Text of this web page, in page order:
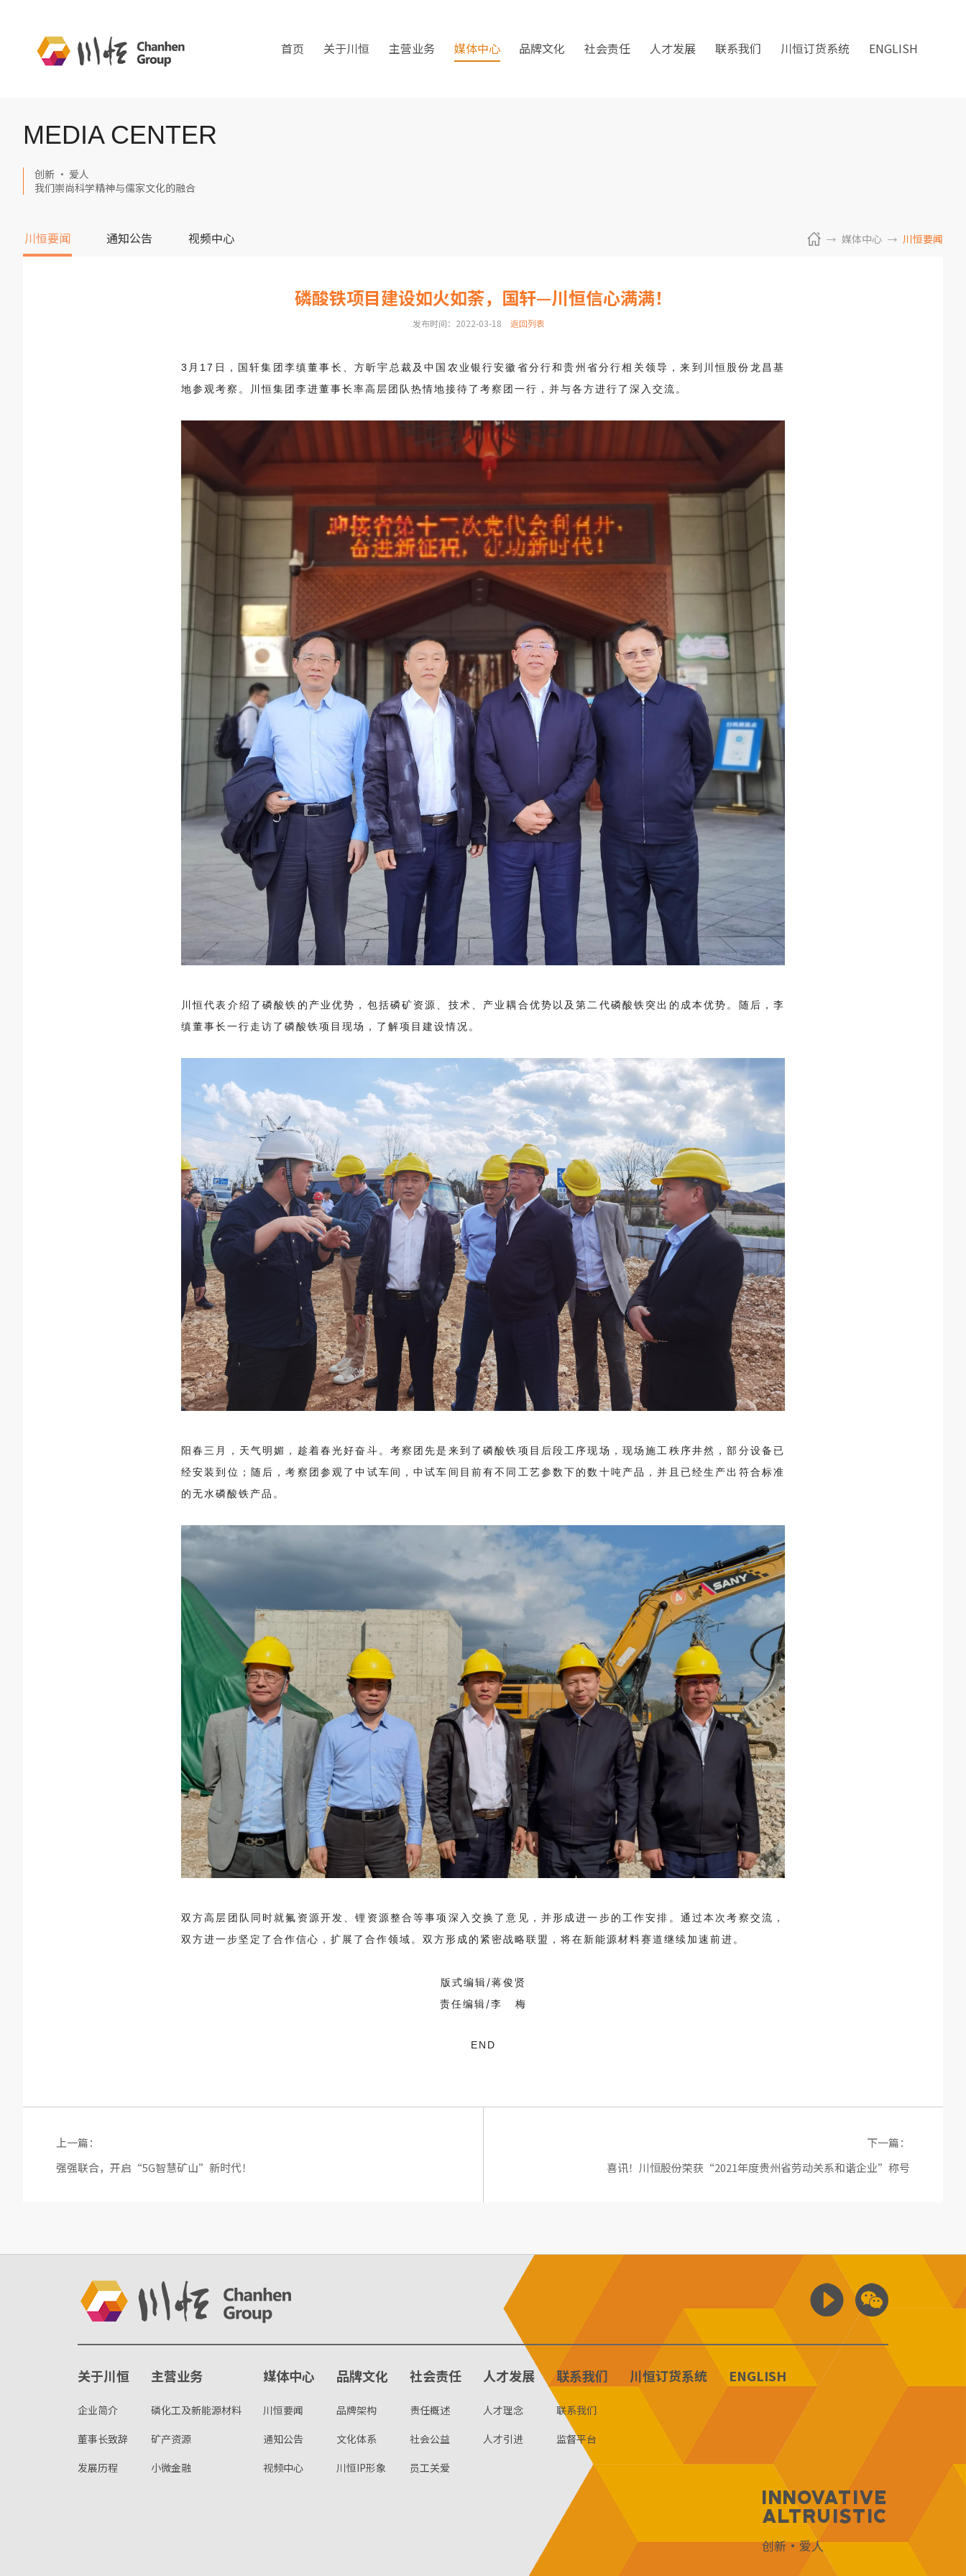
首页 关于川恒 主营业务 媒体中心 品牌文化 社会责任 人才发展 联系我们 川恒订货系统 ENGLISH
MEDIA CENTER
创新 · 爱人
我们崇尚科学精神与儒家文化的融合
川恒要闻 通知公告 视频中心 媒体中心 川恒要闻
磷酸铁项目建设如火如荼，国轩—川恒信心满满！
发布时间：2022-03-18 返回列表
3月17日，国轩集团李缜董事长、方昕宇总裁及中国农业银行安徽省分行和贵州省分行相关领导，来到川恒股份龙昌基
地参观考察。川恒集团李进董事长率高层团队热情地接待了考察团一行，并与各方进行了深入交流。
川恒代表介绍了磷酸铁的产业优势，包括磷矿资源、技术、产业耦合优势以及第二代磷酸铁突出的成本优势。随后，李
缜董事长一行走访了磷酸铁项目现场，了解项目建设情况。
阳春三月，天气明媚，趁着春光好奋斗。考察团先是来到了磷酸铁项目后段工序现场，现场施工秩序井然，部分设备已
经安装到位；随后，考察团参观了中试车间，中试车间目前有不同工艺参数下的数十吨产品，并且已经生产出符合标准
的无水磷酸铁产品。
双方高层团队同时就氟资源开发、锂资源整合等事项深入交换了意见，并形成进一步的工作安排。通过本次考察交流，
双方进一步坚定了合作信心，扩展了合作领域。双方形成的紧密战略联盟，将在新能源材料赛道继续加速前进。
版式编辑/蒋俊贤
责任编辑/李 梅
END
上一篇：
强强联合，开启“5G智慧矿山”新时代！
下一篇：
喜讯！川恒股份荣获“2021年度贵州省劳动关系和谐企业”称号
关于川恒
企业简介
董事长致辞
发展历程
主营业务
磷化工及新能源材料
矿产资源
小微金融
媒体中心
川恒要闻
通知公告
视频中心
品牌文化
品牌架构
文化体系
川恒IP形象
社会责任
责任概述
社会公益
员工关爱
人才发展
人才理念
人才引进
联系我们
联系我们
监督平台
川恒订货系统 ENGLISH
Innovative
Altruistic
创新·爱人